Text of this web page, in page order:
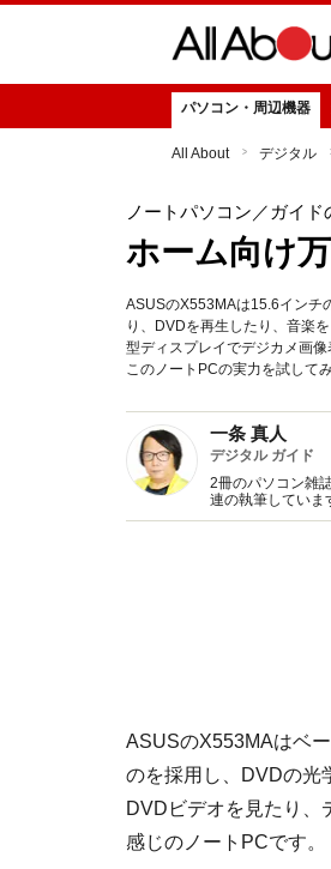
パソコン・周辺機器
All About デジタル
ノートパソコン ／ガイド
ホーム向け
ASUSのX553MAは15.6インチ
り、DVDを再生したり、音楽
型ディスプレイでデジカメ画
このノートPCの実力を試してみ
一条 真人
デジタル ガイド
2冊のパソコン雑
連の執筆していま
ASUSのX553MAはベ
のを採用し、DVDの光
DVDビデオを見たり、
感じのノートPCです。